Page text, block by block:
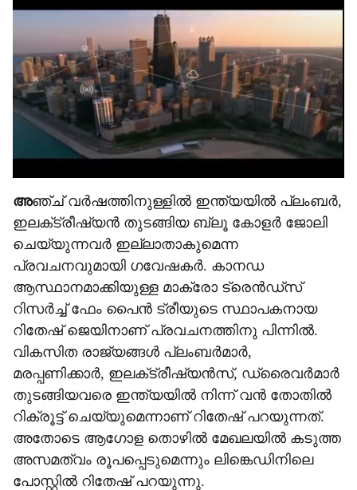
e
അഞ്ച് വർഷത്തിനുള്ളിൽ ഇന്ത്യയിൽ പ്ലംബർ,
ഇലക്‌ട്രീഷ്യൻ തുടങ്ങിയ ബ്ലൂ കോളർ ജോലി
ചെയ്യുന്നവർ ഇല്ലാതാകുമെന്ന
പ്രവചനവുമായി ഗവേഷകർ. കാനഡ
ആസ്ഥാനമാക്കിയുള്ള മാക്രോ ട്രെൻഡ്സ്
റിസർച്ച് ഫേം പൈൻ ട്രീയുടെ സ്ഥാപകനായ
റിതേഷ് ജെയിനാണ് പ്രവചനത്തിനു പിന്നിൽ.
വികസിത രാജ്യങ്ങൾ പ്ലംബർമാർ,
മരപ്പണിക്കാർ, ഇലക്‌ട്രീഷ്യൻസ്, ഡ്രൈവർമാർ
തുടങ്ങിയവരെ ഇന്ത്യയിൽ നിന്ന് ‌വൻ തോതിൽ
റിക്രൂട്ട് ചെയ്യുമെന്നാണ് റിതേഷ് പറയുന്നത്.
അതോടെ ആഗോള തൊഴിൽ മേഖലയിൽ കടുത്ത
അസമത്വം രൂപപ്പെടുമെന്നും ലിങ്കെഡിനിലെ
പോസ്റ്റിൽ റിതേഷ് പറയുന്നു.